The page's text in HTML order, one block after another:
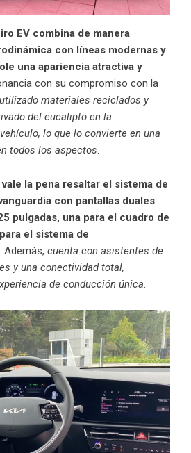
EV combina de manera
con líneas modernas y
una apariencia atractiva y
con su compromiso con la
materiales reciclados y
del eucalipto en la
lo que lo convierte en una
todos los aspectos.
vale la pena resaltar el sistema de
con pantallas duales
pulgadas, una para el cuadro de
el sistema de
. Además, cuenta con asistentes de
y una conectividad total,
de conducción única.